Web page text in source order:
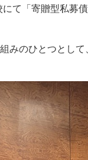
て「寄贈型私募
みのひとつとし